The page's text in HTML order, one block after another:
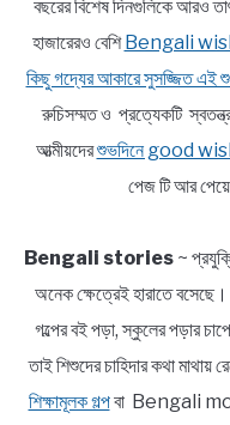
বছরের বিশেষ দিনগুলিকে আরও
হাজারেরও বেশিBengali
কিছু গদ্যের আকারে সুসজ্জিত এই
রুচিসম্মত ও প্রত্যেকটি
আত্মীয়দেরশুভদিনে good
পেজ টি আর পেয়ে
Bengali stories ~
অনেক ক্ষেত্রেই হারাতে বসেছে।
গল্পের বই পড়া, স্কুলের পড়ার
তাই শিশুদের চাহিদার কথা মাথায়
শিক্ষামূলক গল্পবা Bengali